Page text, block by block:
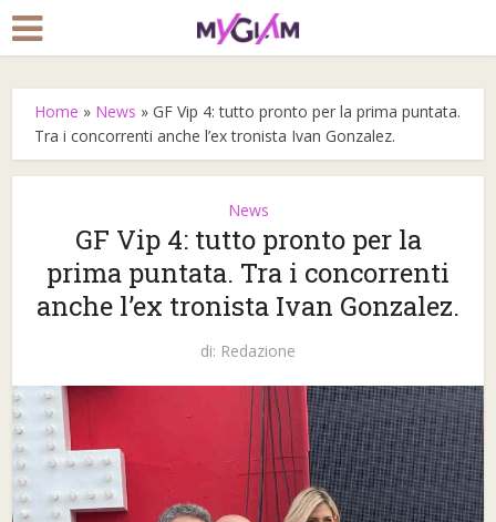
Home » News »GF Vip 4: tutto pronto per la prima puntata.
Tra i concorrenti anche l’ex tronista Ivan Gonzalez.
News
GF Vip 4: tutto pronto per la
prima puntata. Tra i concorrenti
anche l’ex tronista Ivan Gonzalez.
di: Redazione